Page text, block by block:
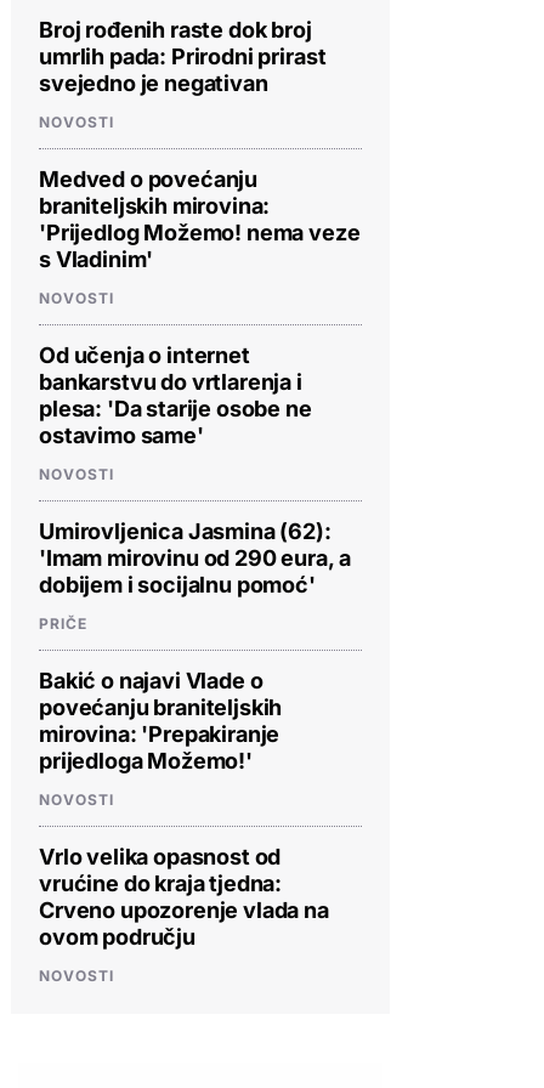
Broj rođenih raste dok broj
umrlih pada: Prirodni prirast
svejedno je negativan
NOVOSTI
Medved o povećanju
braniteljskih mirovina:
'Prijedlog Možemo! nema veze
s Vladinim'
NOVOSTI
Od učenja o internet
bankarstvu do vrtlarenja i
plesa: 'Da starije osobe ne
ostavimo same'
NOVOSTI
Umirovljenica Jasmina (62):
'Imam mirovinu od 290 eura, a
dobijem i socijalnu pomoć'
PRIČE
Bakić o najavi Vlade o
povećanju braniteljskih
mirovina: 'Prepakiranje
prijedloga Možemo!'
NOVOSTI
Vrlo velika opasnost od
vrućine do kraja tjedna:
Crveno upozorenje vlada na
ovom području
NOVOSTI